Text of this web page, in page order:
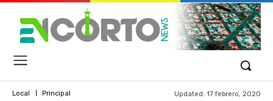
Local Principal Updated: 17 febrero, 2020